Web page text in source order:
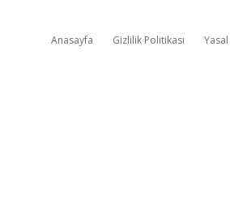
Anasayfa Gizlilik Politikası Yasal